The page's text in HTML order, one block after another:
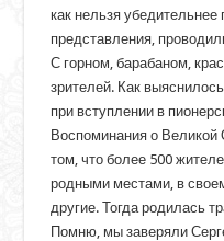
как нельзя
представления,
С горном, барабаном,
зрителей. Как
при вступлении в
Воспоминания о Великой
том, что более 500
родными местами, в
другие. Тогда родилась
Помню, мы заверяли